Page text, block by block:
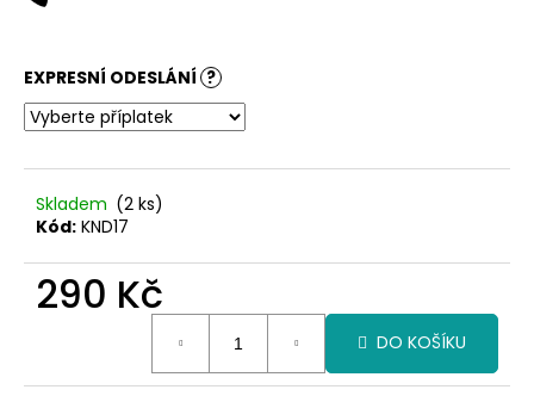
EXPRESNÍ ODESLÁNÍ ?
Skladem (2 ks)
Kód: KND17
290 Kč
DO KOŠÍKU